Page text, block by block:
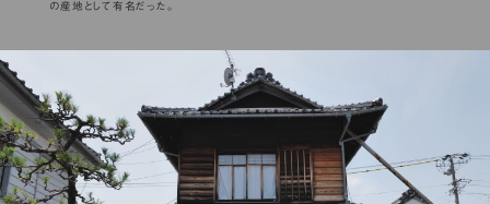
の産地として有名だった。